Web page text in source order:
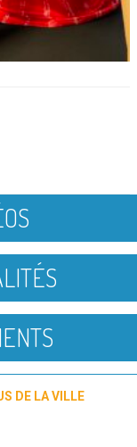
DE LA VILLE